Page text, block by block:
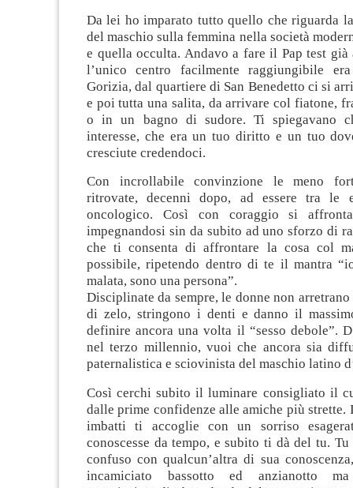
Da lei ho imparato tutto quello che riguarda
del maschio sulla femmina nella società
e quella occulta. Andavo a fare il Pap test già
l’unico centro facilmente raggiungibile
Gorizia, dal quartiere di San Benedetto ci si
e poi tutta una salita, da arrivare col fiatone,
o in un bagno di sudore. Ti spiegavano
interesse, che era un tuo diritto e un tuo
cresciute credendoci.
Con incrollabile convinzione le meno
ritrovate, decenni dopo, ad essere tra le
oncologico. Così con coraggio si
impegnandosi sin da subito ad uno sforzo di
che ti consenta di affrontare la cosa col
possibile, ripetendo dentro di te il mantra
malata, sono una persona”.
Disciplinate da sempre, le donne non arretrano
di zelo, stringono i denti e danno il
definire ancora una volta il “sesso debole”.
nel terzo millennio, vuoi che ancora sia
paternalistica e sciovinista del maschio latino
Così cerchi subito il luminare consigliato il
dalle prime confidenze alle amiche più
imbatti ti accoglie con un sorriso
conoscesse da tempo, e subito ti dà del tu.
confuso con qualcun’altra di sua
incamiciato bassotto ed anzianotto ma